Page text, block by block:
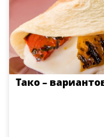
Тако –